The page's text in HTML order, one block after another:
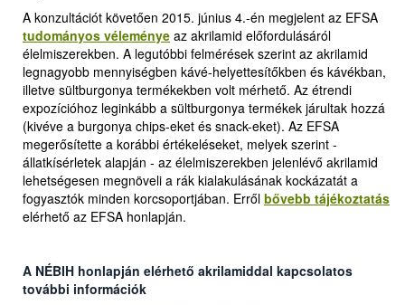
A konzultációt követően 2015. június 4.-én megjelent az EFSA
tudományos véleménye az akrilamid előfordulásáról
élelmiszerekben. A legutóbbi felmérések szerint az akrilamid
legnagyobb mennyiségben kávé-helyettesítőkben és kávékban,
illetve sültburgonya termékekben volt mérhető. Az étrendi
expozícióhoz leginkább a sültburgonya termékek járultak hozzá
(kivéve a burgonya chips-eket és snack-eket). Az EFSA
megerősítette a korábbi értékeléseket, melyek szerint -
állatkísérletek alapján - az élelmiszerekben jelenlévő akrilamid
lehetségesen megnöveli a rák kialakulásának kockázatát a
fogyasztók minden korcsoportjában. Erről bővebb tájékoztatás
elérhető az EFSA honlapján.
A NÉBIH honlapján elérhető akrilamiddal kapcsolatos
további információk